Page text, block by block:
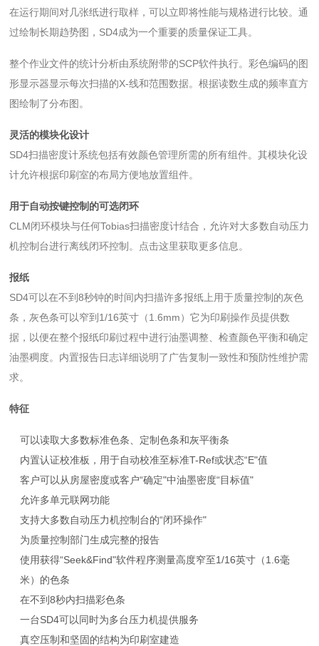
在运行期间对几张纸进行取样，可以立即将性能与规格进行比较。通
过绘制长期趋势图，SD4成为一个重要的质量保证工具。
整个作业文件的统计分析由系统附带的SCP软件执行。彩色编码的图
形显示器显示每次扫描的X-线和范围数据。根据读数生成的频率直方
图绘制了分布图。
灵活的模块化设计
SD4扫描密度计系统包括有效颜色管理所需的所有组件。其模块化设
计允许根据印刷室的布局方便地放置组件。
用于自动按键控制的可选闭环
CLM闭环模块与任何Tobias扫描密度计结合，允许对大多数自动压力
机控制台进行离线闭环控制。点击这里获取更多信息。
报纸
SD4可以在不到8秒钟的时间内扫描许多报纸上用于质量控制的灰色
条，灰色条可以窄到1/16英寸（1.6mm）它为印刷操作员提供数
据，以便在整个报纸印刷过程中进行油墨调整、检查颜色平衡和确定
油墨稠度。内置报告日志详细说明了广告复制一致性和预防性维护需
求。
特征
可以读取大多数标准色条、定制色条和灰平衡条
内置认证校准板，用于自动校准至标准T-Ref或状态“E"值
客户可以从房屋密度或客户“确定"中油墨密度“目标值"
允许多单元联网功能
支持大多数自动压力机控制台的“闭环操作"
为质量控制部门生成完整的报告
使用获得“Seek&Find"软件程序测量高度窄至1/16英寸（1.6毫
米）的色条
在不到8秒内扫描彩色条
一台SD4可以同时为多台压力机提供服务
真空压制和坚固的结构为印刷室建造